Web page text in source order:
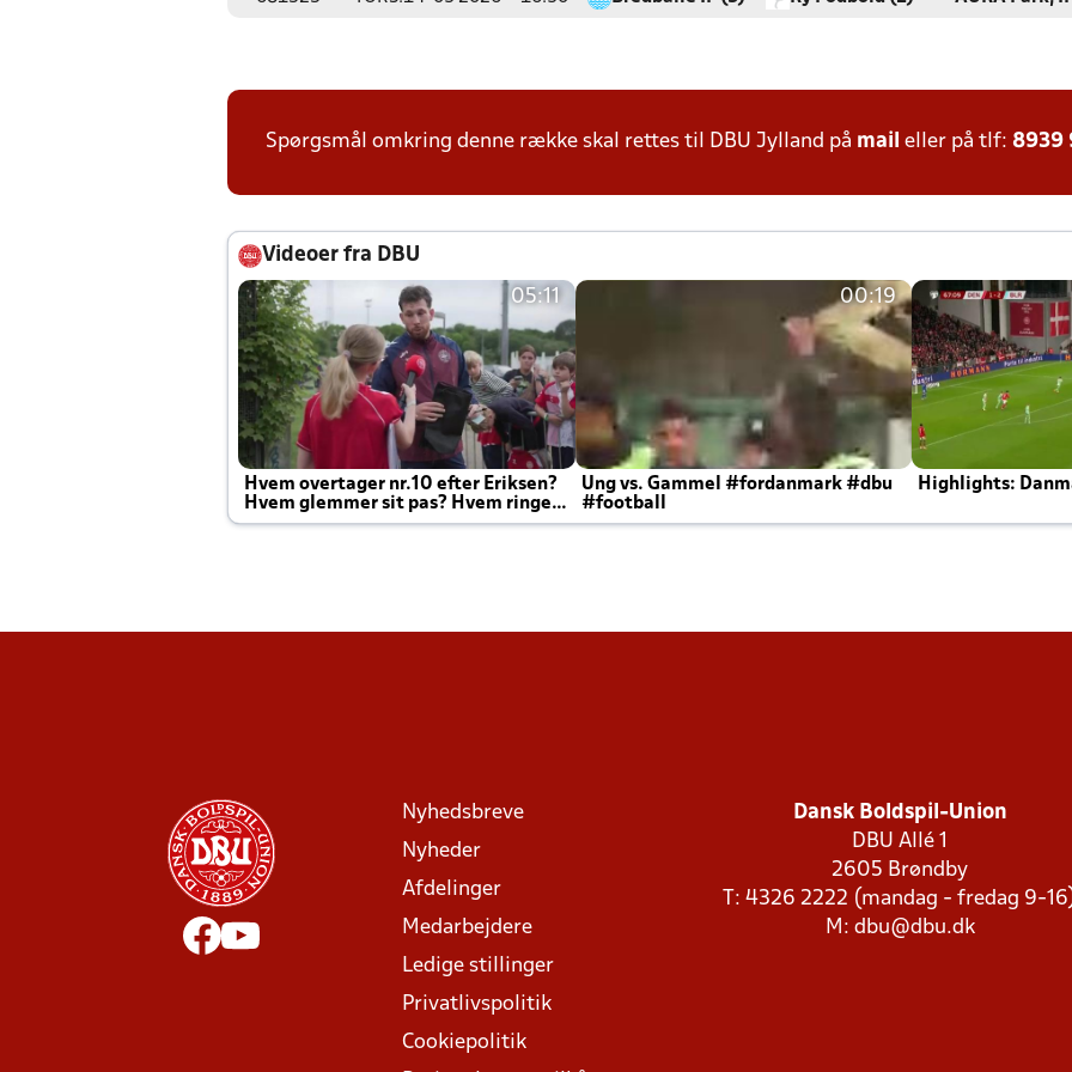
Spørgsmål omkring denne række skal rettes til DBU Jylland på mail eller på tlf: 8939
Videoer fra DBU
05:11
Hvem overtager nr.10 efter Eriksen?
Hvem glemmer sit pas? Hvem ringer
Joachim altid til efter kampe?
00:19
Ung vs. Gammel #fordanmark #dbu
#football
Highlights:
Nyhedsbreve
Nyheder
Afdelinger
Medarbejdere
Ledige stillinger
Privatlivspolitik
Cookiepolitik
Dansk Boldspil-Union
DBU Allé 1
2605 Brøndby
T: 4326 2222 (mandag - fredag 9-
M: dbu@dbu.dk